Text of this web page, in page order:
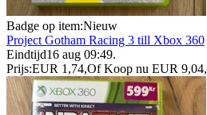
Badge op item:Nieuw
Project Gotham Racing 3 till Xbox 360
Eindtijd16 aug 09:49.
Prijs:EUR 1,74,Of Koop nu EUR 9,04,